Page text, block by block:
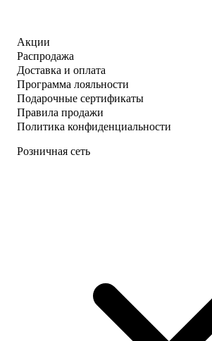
Акции
Распродажа
Доставка и оплата
Программа лояльности
Подарочные сертификаты
Правила продажи
Политика конфиденциальности
Розничная сеть